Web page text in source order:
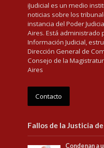
iJudicial es un medio
noticias sobre los
instancia del Poder
Aires. Está administrado
Información Judicial,
Dirección General de
Consejo de la
Aires
Contacto
Fallos de la Justicia
Condenan a